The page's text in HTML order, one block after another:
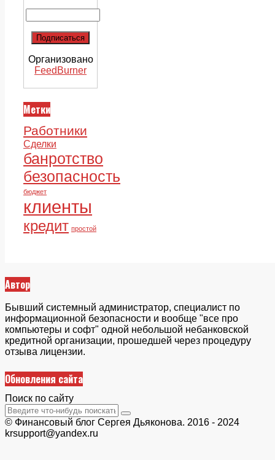
Организовано
FeedBurner
Метки
Работники
Сделки
банротство
безопасность
бюджет
клиенты
кредит простой
Автор
Бывший системный администратор, специалист по
информационной безопасности и вообще "все про
компьютеры и софт" одной небольшой небанковской
кредитной организации, прошедшей через процедуру
отзыва лицензии.
Обновления сайта
Поиск по сайту
© Финансовый блог Сергея Дьяконова. 2016 - 2024
krsupport@yandex.ru